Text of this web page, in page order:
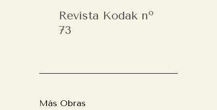
Revista Kodak nº
73
Más Obras